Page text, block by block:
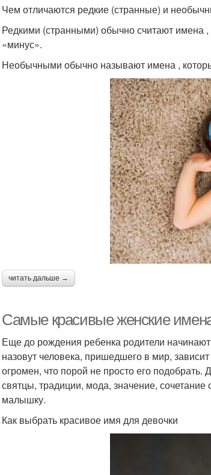
Чем отличаются редкие (странные) и
Редкими (странными) обычно считают имена
«минус».
Необычными обычно называют имена ,
читать дальше →
Самые красивые женские
Еще до рождения ребенка родители
назовут человека, пришедшего в мир,
огромен, что порой не просто его
святцы, традиции, мода, значение,
малышку.
Как выбрать красивое имя для девочки